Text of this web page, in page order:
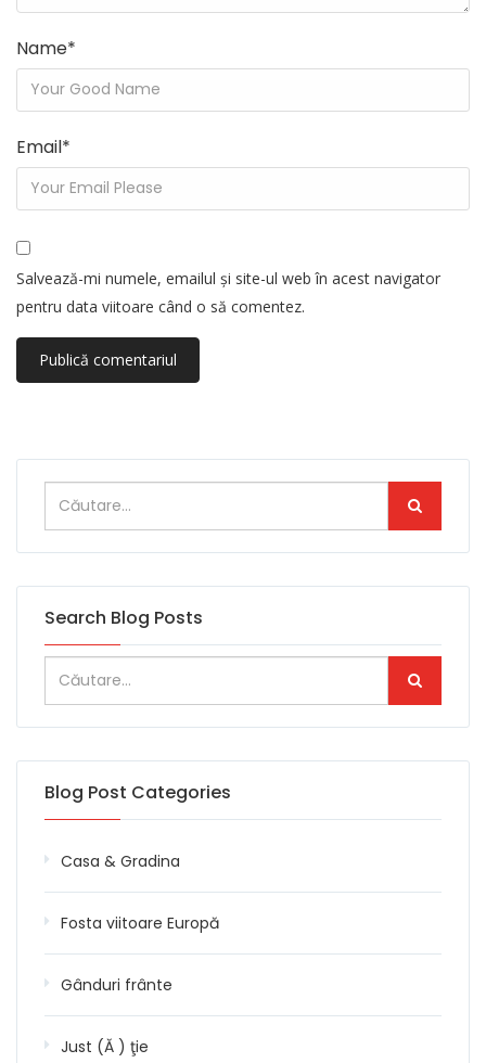
Name*
Email*
Salvează-mi numele, emailul și site-ul web în acest navigator
pentru data viitoare când o să comentez.
Search Blog Posts
Blog Post Categories
Casa & Gradina
Fosta viitoare Europă
Gânduri frânte
Just (Ă ) ţie